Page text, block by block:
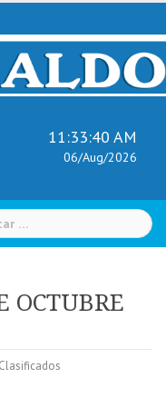
11:33:41 AM
06/Aug/2026
OCTUBRE
Clasificados